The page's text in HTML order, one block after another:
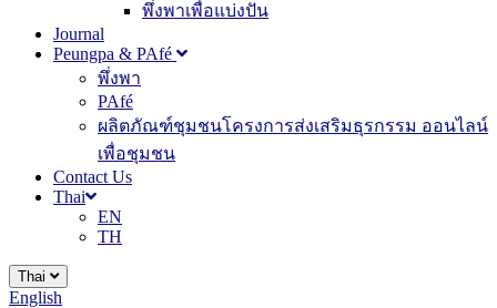
พึ่งพาเพื่อแบ่งปัน
Journal
Peungpa & PAfé
พึ่งพา
PAfé
ผลิตภัณฑ์ชุมชนโครงการส่งเสริมธุรกรรม ออนไลน์
เพื่อชุมชน
Contact Us
Thai
EN
TH
Thai
English